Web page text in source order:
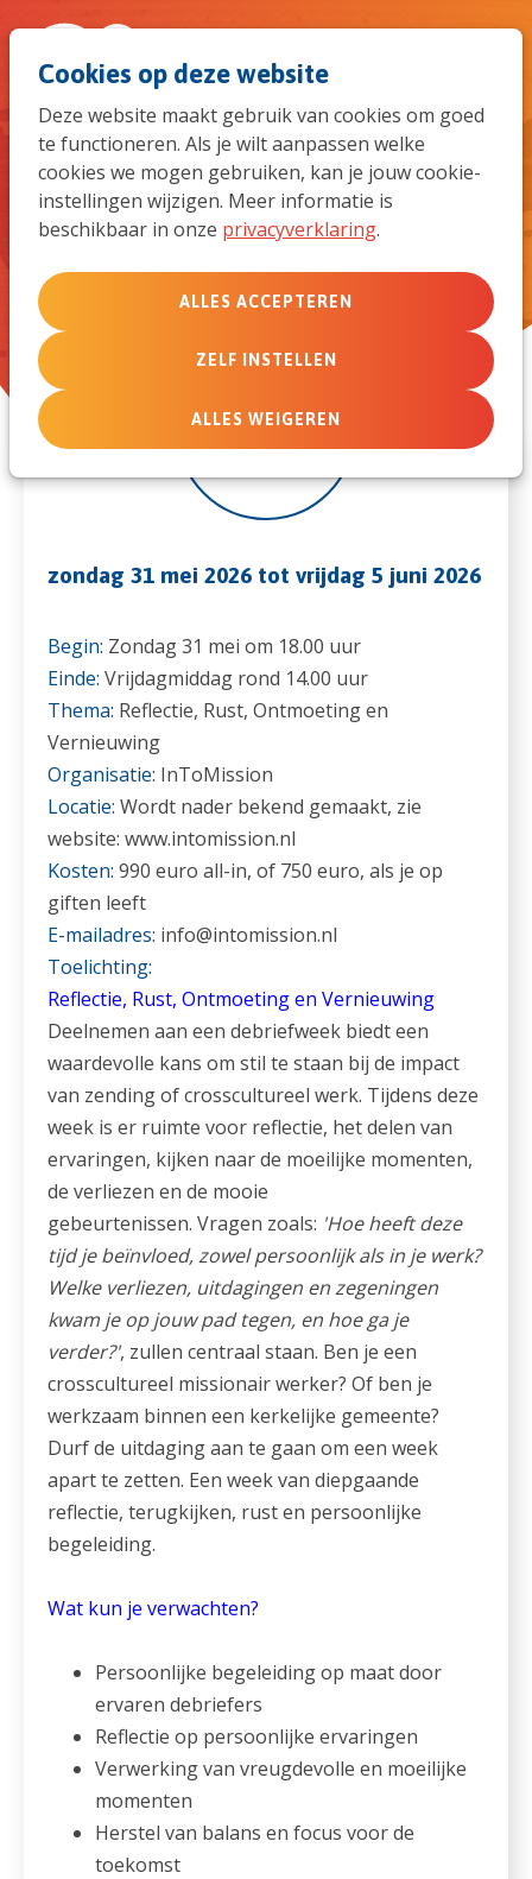
Cookies op deze website
Deze website maakt gebruik van cookies om goed
te functioneren. Als je wilt aanpassen welke
cookies we mogen gebruiken, kan je jouw cookie-
instellingen wijzigen. Meer informatie is
beschikbaar in onze privacyverklaring.
ALLES ACCEPTEREN
ZELF INSTELLEN
ALLES WEIGEREN
naar
de
InToMission Debriefweek 31
mei - 5 juni 2026
31
mei
zondag 31 mei 2026 tot vrijdag 5 juni 2026
Begin: Zondag 31 mei om 18.00 uur
Einde: Vrijdagmiddag rond 14.00 uur
Thema: Reflectie, Rust, Ontmoeting en
Vernieuwing
Organisatie: InToMission
Locatie: Wordt nader bekend gemaakt, zie
website: www.intomission.nl
Kosten: 990 euro all-in, of 750 euro, als je op
giften leeft
E-mailadres: info@intomission.nl
Toelichting:
Reflectie, Rust, Ontmoeting en Vernieuwing
Deelnemen aan een debriefweek biedt een
waardevolle kans om stil te staan bij de impact
van zending of crosscultureel werk. Tijdens deze
week is er ruimte voor reflectie, het delen van
ervaringen, kijken naar de moeilijke momenten,
de verliezen en de mooie
gebeurtenissen. Vragen zoals: 'Hoe heeft deze
tijd je beïnvloed, zowel persoonlijk als in je werk?
Welke verliezen, uitdagingen en zegeningen
kwam je op jouw pad tegen, en hoe ga je
verder?', zullen centraal staan. Ben je een
crosscultureel missionair werker? Of ben je
werkzaam binnen een kerkelijke gemeente?
Durf de uitdaging aan te gaan om een week
apart te zetten. Een week van diepgaande
reflectie, terugkijken, rust en persoonlijke
begeleiding.
Wat kun je verwachten?
Persoonlijke begeleiding op maat door
ervaren debriefers
Reflectie op persoonlijke ervaringen
Verwerking van vreugdevolle en moeilijke
momenten
Herstel van balans en focus voor de
toekomst